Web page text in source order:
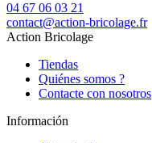
04 67 06 03 21
contact@action-bricolage.fr
Action Bricolage
Tiendas
Quiénes somos ?
Contacte con nosotros
Información